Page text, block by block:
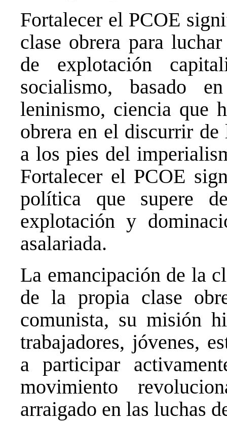
Fortalecer el PCOE
clase obrera para
de explotación
socialismo, basado
leninismo, ciencia que
obrera en el discurrir
a los pies del
Fortalecer el PCOE
política que supere
explotación y
asalariada.
La emancipación de la
de la propia clase
comunista, su misión
trabajadores, jóvenes,
a participar
movimiento
arraigado en las luchas